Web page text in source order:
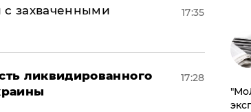
с захваченными
17:35
ликвидированного
17:28